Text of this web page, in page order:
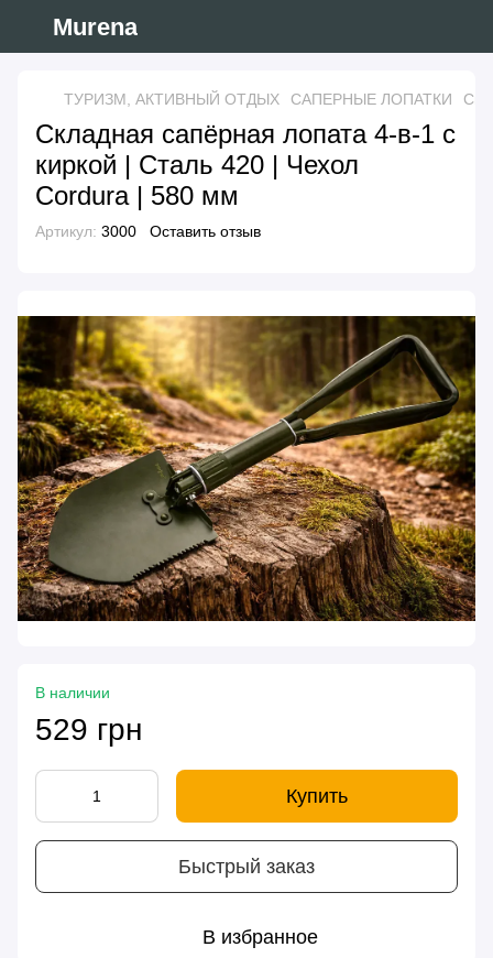
Murena
ТУРИЗМ, АКТИВНЫЙ ОТДЫХ САПЕРНЫЕ ЛОПАТКИ
Складная сапёрная лопата 4-в-1 с
киркой | Сталь 420 | Чехол
Cordura | 580 мм
Артикул: 3000 Оставить отзыв
В наличии
529 грн
Купить
Быстрый заказ
В избранное